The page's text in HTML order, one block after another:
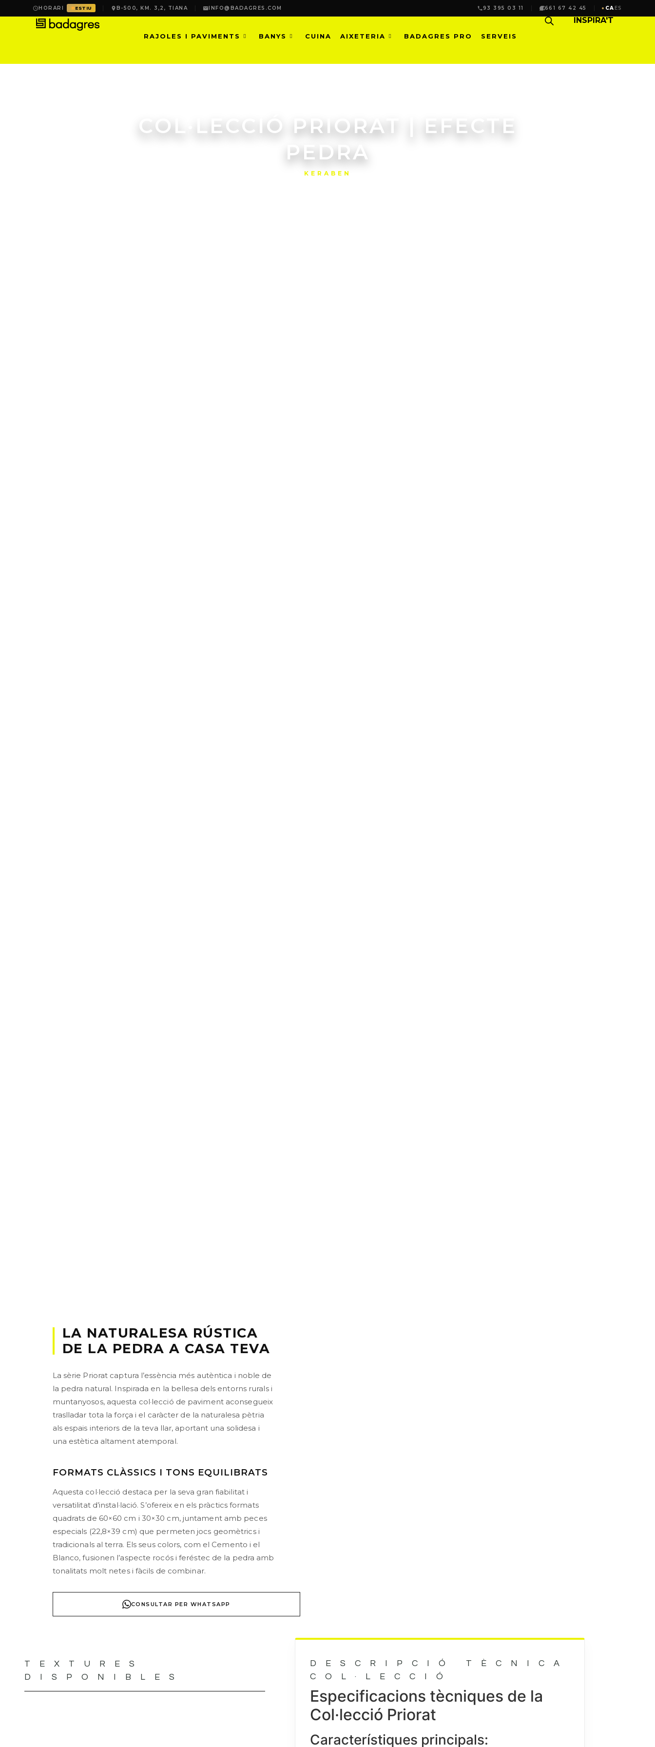
HORARI ESTIU B-500, KM. 3,2, TIANA INFO@BADAGRES.COM 93 395 03 11 661 67 42 45 CA ES
RAJOLES I PAVIMENTS BANYS CUINA AIXETERIA BADAGRES PRO SERVEIS
INSPIRA'T
COL·LECCIÓ PRIORAT | EFECTE
PEDRA
KERABEN
LA NATURALESA RÚSTICA
DE LA PEDRA A CASA TEVA
La sèrie Priorat captura l’essència més autèntica i noble de
la pedra natural. Inspirada en la bellesa dels entorns rurals i
muntanyosos, aquesta col·lecció de paviment aconsegueix
traslladar tota la força i el caràcter de la naturalesa pètria
als espais interiors de la teva llar, aportant una solidesa i
una estètica altament atemporal.
FORMATS CLÀSSICS I TONS EQUILIBRATS
Aquesta col·lecció destaca per la seva gran fiabilitat i
versatilitat d’instal·lació. S’ofereix en els pràctics formats
quadrats de 60×60 cm i 30×30 cm, juntament amb peces
especials (22,8×39 cm) que permeten jocs geomètrics i
tradicionals al terra. Els seus colors, com el Cemento i el
Blanco, fusionen l’aspecte rocós i feréstec de la pedra amb
tonalitats molt netes i fàcils de combinar.
CONSULTAR PER WHATSAPP
TEXTURES
DISPONIBLES
DESCRIPCIÓ TÈCNICA
COL·LECCIÓ
Especificacions tècniques de la
Col·lecció Priorat
Característiques principals: